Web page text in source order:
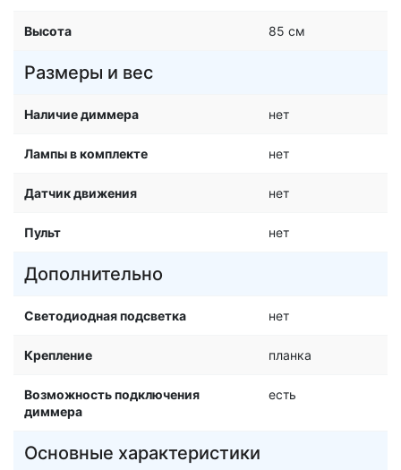
Высота 85 см
Размеры и вес
Наличие диммера нет
Лампы в комплекте нет
Датчик движения нет
Пульт нет
Дополнительно
Светодиодная подсветка нет
Крепление планка
Возможность подключения
диммера
есть
Основные характеристики